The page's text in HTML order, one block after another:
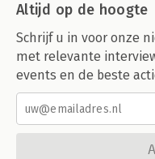
Altijd op de hoogte
Schrijf u in voor onze
met relevante
events en de beste